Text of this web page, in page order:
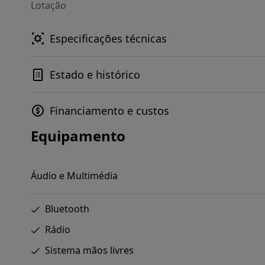
Lotação
Especificações técnicas
Estado e histórico
Financiamento e custos
Equipamento
Áudio e Multimédia
Bluetooth
Rádio
Sistema mãos livres